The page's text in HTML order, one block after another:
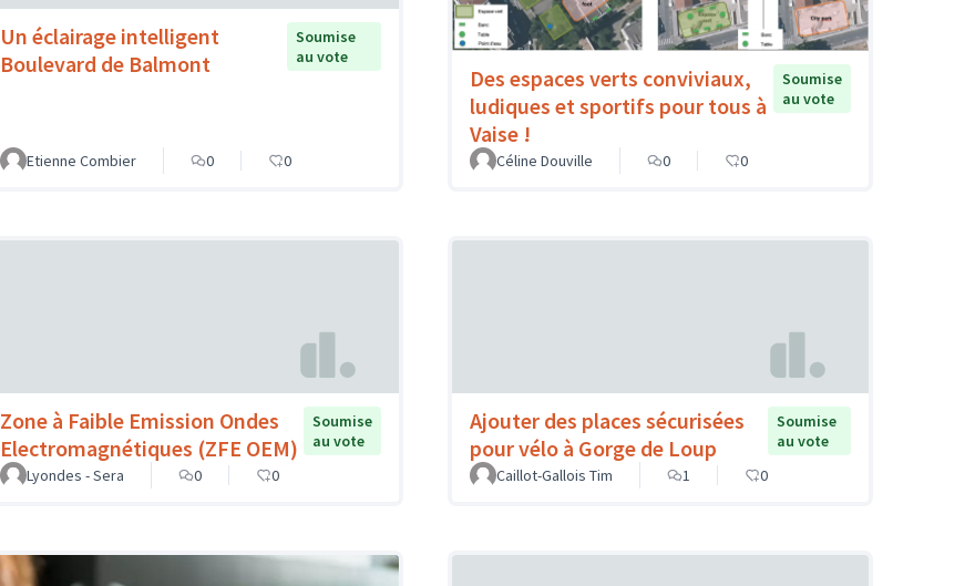
Un éclairage intelligent
Boulevard de Balmont
Soumise
au vote
Etienne Combier 0 0
Des espaces verts conviviaux,
ludiques et sportifs pour tous à
Vaise !
Soumise
au vote
Céline Douville 0 0
Zone à Faible Emission Ondes
Electromagnétiques (ZFE OEM)
Soumise
au vote
Lyondes - Sera
0 0
Ajouter des places sécurisées
pour vélo à Gorge de Loup
Soumise
au vote
Caillot-Gallois Tim
1 0